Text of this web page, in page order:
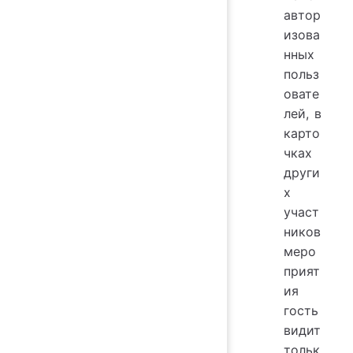
автор
изова
нных
польз
овате
лей, в
карто
чках
други
х
участ
ников
меро
прият
ия
гость
видит
тольк